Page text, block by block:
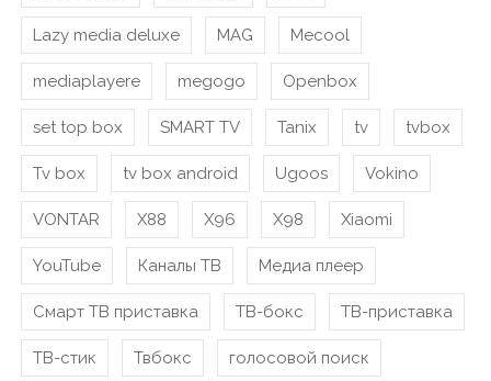
Lazy media deluxe MAG Mecool
mediaplayere megogo Openbox
set top box SMART TV Tanix tv tvbox
Tv box tv box android Ugoos Vokino
VONTAR X88 X96 X98 Xiaomi
YouTube Каналы ТВ Медиа плеер
Смарт ТВ приставка ТВ-бокс ТВ-приставка
ТВ-стик Твбокс голосовой поиск